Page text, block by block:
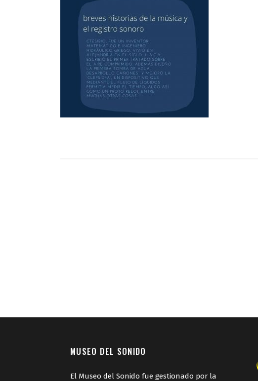
MUSEO DEL SONIDO
El Museo del Sonido fue gestionado por la